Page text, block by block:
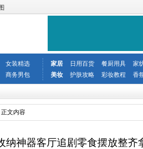
女装精选 家居 日用百货 餐厨用具
家
商务男包 美妆 护肤攻略 彩妆教程 香
正文内容
纳神器客厅追剧零食摆放整齐